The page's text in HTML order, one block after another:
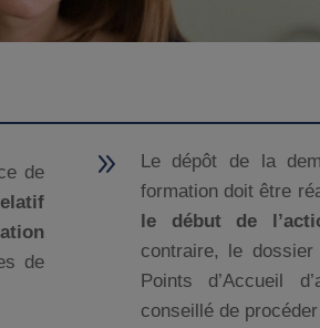
de
de
9
Le dépôt de la
formation doit être
le début de
contraire, le
Points d’Accueil
conseillé de